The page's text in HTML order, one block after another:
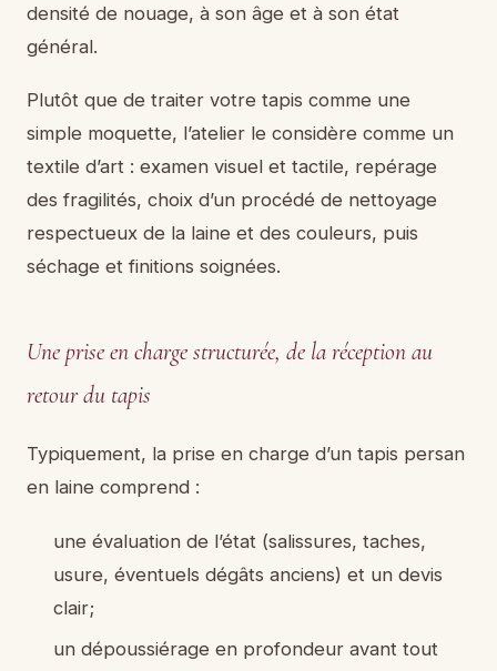
densité de nouage, à son âge et à son état
général.
Plutôt que de traiter votre tapis comme une
simple moquette, l’atelier le considère comme un
textile d’art : examen visuel et tactile, repérage
des fragilités, choix d’un procédé de nettoyage
respectueux de la laine et des couleurs, puis
séchage et finitions soignées.
Une prise en charge structurée, de la réception au
retour du tapis
Typiquement, la prise en charge d’un tapis persan
en laine comprend :
une évaluation de l’état (salissures, taches,
usure, éventuels dégâts anciens) et un devis
clair;
un dépoussiérage en profondeur avant tout